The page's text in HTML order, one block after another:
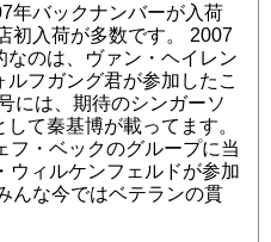
年バックナンバーが入荷
初入荷が多数です。 2007
なのは、ヴァン・ヘイレン
ルフガング君が参加したこ
には、期待のシンガーソ
して秦基博が載ってます。
フ・ベックのグループに当
ウィルケンフェルドが参加
んな今ではベテランの貫